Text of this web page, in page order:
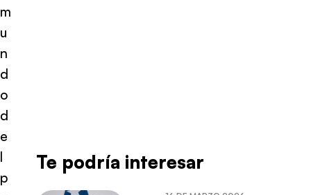
m
u
n
d
o
d
e
l
p
Te podría interesar